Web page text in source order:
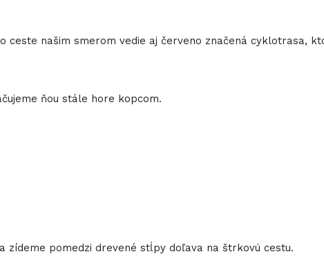
našim smerom vedie aj červeno značená cyklotrasa,
ňou stále hore kopcom.
zídeme pomedzi drevené stĺpy doľava na štrkovú cestu.